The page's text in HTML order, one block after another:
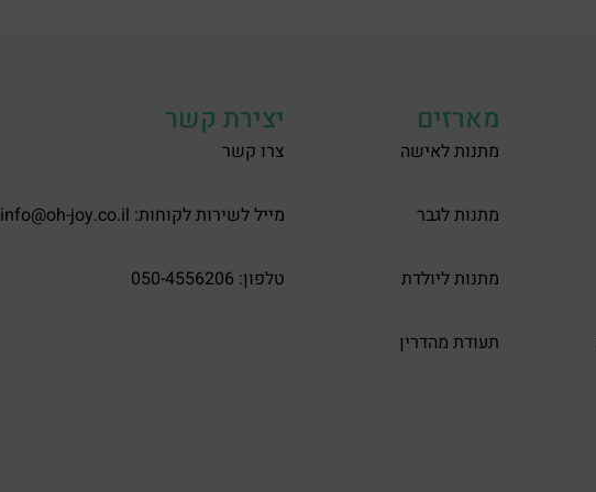
מארזים
מתנות לאישה
מתנות לגבר
מתנות ליולדת
תעודת מהדרין
יצירת קשר
צרו קשר
מייל לשירות לקוחות: info@oh-joy.co.il
טלפון: 050-4556206